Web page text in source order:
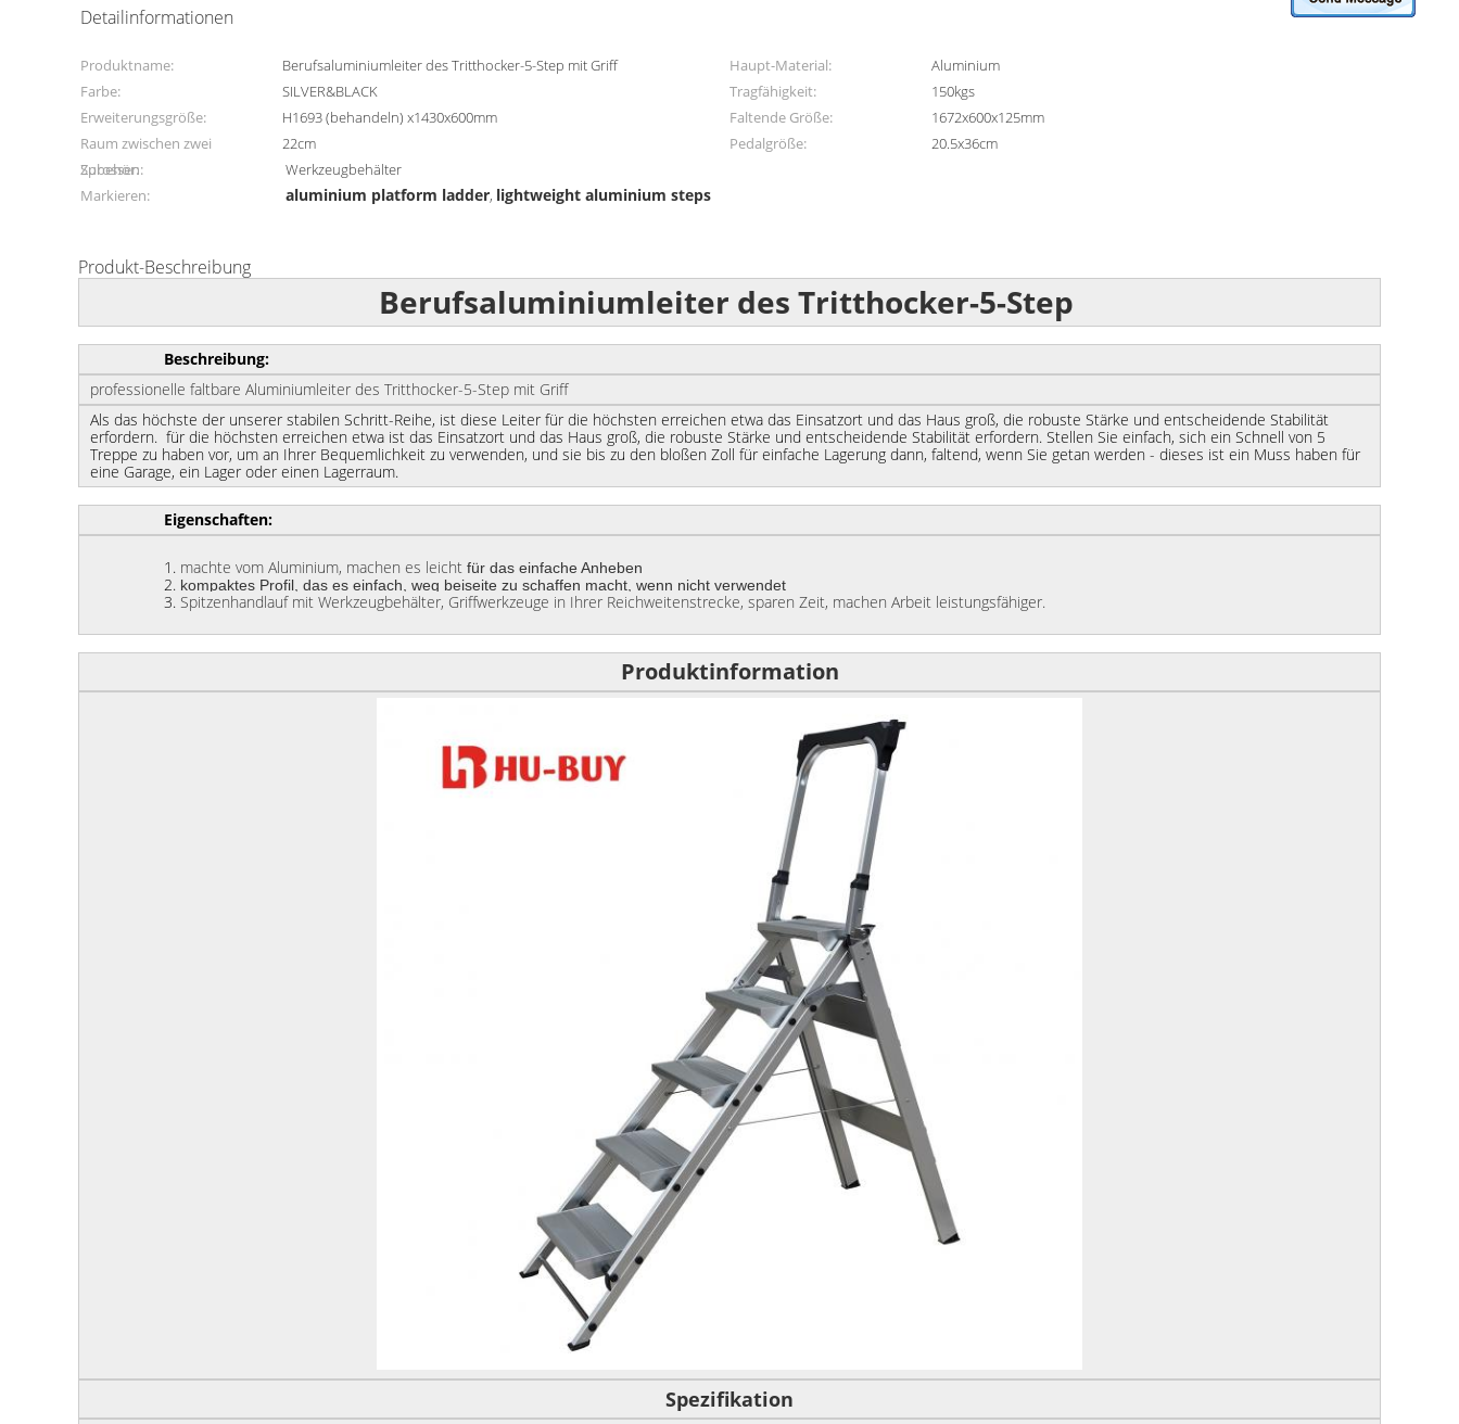
Detailinformationen
Produktname: Berufsaluminiumleiter des Tritthocker-5-Step mit Griff Haupt-Material:
Aluminium
Farbe:
SILVER&BLACK Tragfähigkeit:
150kgs
Erweiterungsgröße:
H1693 (behandeln) x1430x600mm Faltende Größe:
1672x600x125mm
Raum zwischen zwei
Sprossen:
22cm Pedalgröße:
20.5x36cm
Zubehör:
Werkzeugbehälter
Markieren:
aluminium platform ladder, lightweight aluminium steps
Produkt-Beschreibung
Berufsaluminiumleiter des Tritthocker-5-Step
Beschreibung:
professionelle faltbare Aluminiumleiter des Tritthocker-5-Step mit Griff
Als das höchste der unserer stabilen Schritt-Reihe, ist diese Leiter für die höchsten erreichen etwa das Einsatzort und das Haus groß, die robuste Stärke und entscheidende Stabilität
erfordern. für die höchsten erreichen etwa ist das Einsatzort und das Haus groß, die robuste Stärke und entscheidende Stabilität erfordern. Stellen Sie einfach, sich ein Schnell von 5
Treppe zu haben vor, um an Ihrer Bequemlichkeit zu verwenden, und sie bis zu den bloßen Zoll für einfache Lagerung dann, faltend, wenn Sie getan werden - dieses ist ein Muss haben für
eine Garage, ein Lager oder einen Lagerraum.
Eigenschaften:
1. machte vom Aluminium, machen es leicht für das einfache Anheben
2. kompaktes Profil, das es einfach, weg beiseite zu schaffen macht, wenn nicht verwendet
3. Spitzenhandlauf mit Werkzeugbehälter, Griffwerkzeuge in Ihrer Reichweitenstrecke, sparen Zeit, machen Arbeit leistungsfähiger.
Produktinformation
Spezifikation